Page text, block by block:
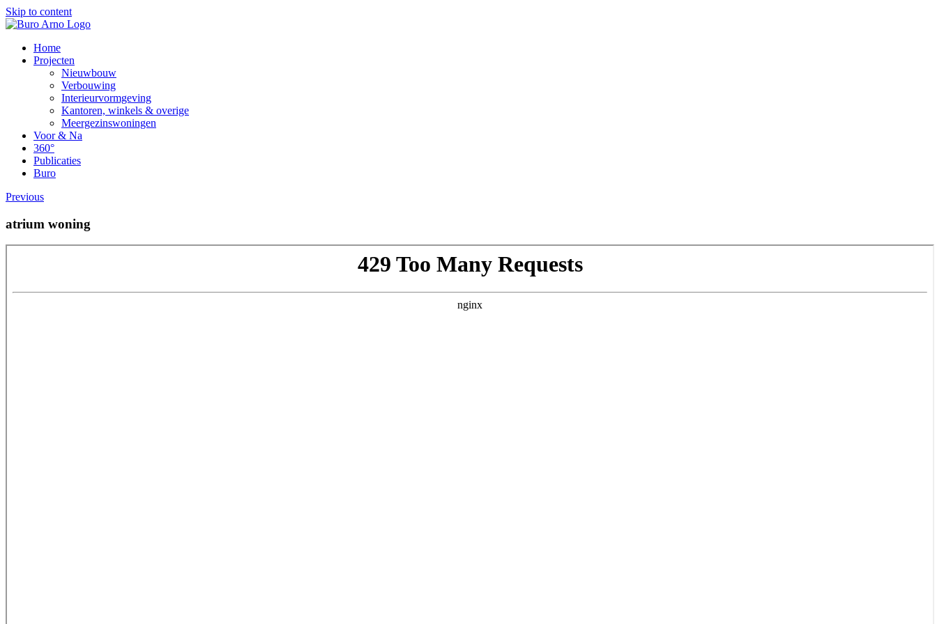
Skip to content
Home
Projecten
Nieuwbouw
Verbouwing
Interieurvormgeving
Kantoren, winkels & overige
Meergezinswoningen
Voor & Na
360°
Publicaties
Buro
Previous
atrium woning